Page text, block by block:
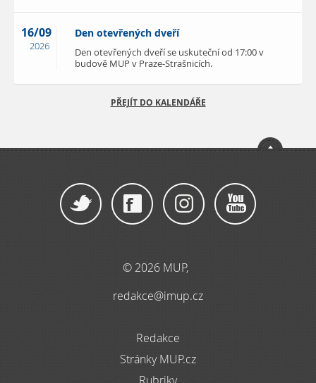
16/09
2026
Den otevřených dveří
Den otevřených dveří se uskuteční od 17:00 v
budově MUP v Praze-Strašnicích.
PŘEJÍT DO KALENDÁŘE
© 2026 MUP,
redakce@imup.cz
Redakce
Stránky MUP.cz